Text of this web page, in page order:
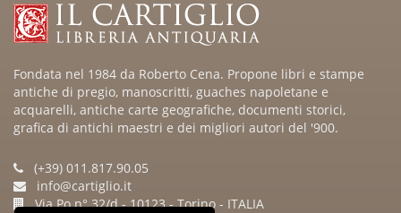
Fondata nel 1984 da Roberto Cena. Propone libri e stampe
antiche di pregio, manoscritti, guaches napoletane e
acquarelli, antiche carte geografiche, documenti storici,
grafica di antichi maestri e dei migliori autori del '900.
(+39) 011.817.90.05
info@cartiglio.it
Via Po n° 32/d - 10123 - Torino - ITALIA